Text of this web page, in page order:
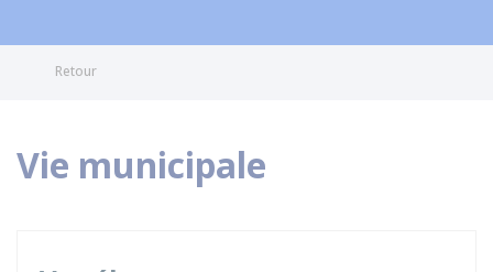
Retour
Vie municipale